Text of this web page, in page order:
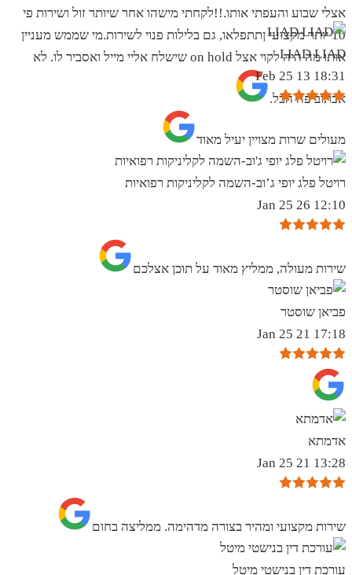
אצלי שבוע והעפתי אותו.!!לקחתי מישהו אחר שיותר זול ושירות פי
10 יותר מקצועי ןתתפלאו, גם בלילות פנוי לשירות.מי שממש מעניין
אותו מה היה לקוי אצל on hold שישלח אליי מייל ואסביר לו. לא
אכתוב פה הכל.
LIAD LIAD
18:31 13 Feb 25
מעולים שרות מצויין יעיל מאוד
רויטל פלג יופי ג’וב-השמה לקליניקות רפואיות
12:10 26 Jan 25
שירות מעולה, ממליץ מאוד על תוכן אצלכם
פביאן שוסטר
17:18 21 Jan 25
אדמתא
13:28 21 Jan 25
שירות מקצועי ומהיר בצורה מדהימה. ממליצה בחום
עורכת דין בנישטי מיטל